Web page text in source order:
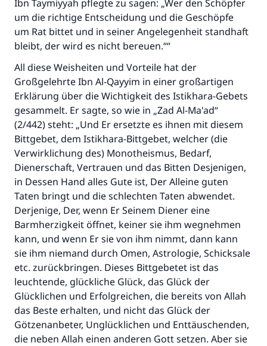
Ibn Taymiyyah pflegte zu sagen: „Wer den Schöpfer
um die richtige Entscheidung und die Geschöpfe
um Rat bittet und in seiner Angelegenheit standhaft
bleibt, der wird es nicht bereuen.““
All diese Weisheiten und Vorteile hat der
Großgelehrte Ibn Al-Qayyim in einer großartigen
Erklärung über die Wichtigkeit des Istikhara-Gebets
gesammelt. Er sagte, so wie in „Zad Al-Ma'ad“
(2/442) steht: „Und Er ersetzte es ihnen mit diesem
Bittgebet, dem Istikhara-Bittgebet, welcher (die
Verwirklichung des) Monotheismus, Bedarf,
Dienerschaft, Vertrauen und das Bitten Desjenigen,
in Dessen Hand alles Gute ist, Der Alleine guten
Taten bringt und die schlechten Taten abwendet.
Derjenige, Der, wenn Er Seinem Diener eine
Barmherzigkeit öffnet, keiner sie ihm wegnehmen
kann, und wenn Er sie von ihm nimmt, dann kann
sie ihm niemand durch Omen, Astrologie, Schicksale
etc. zurückbringen. Dieses Bittgebetet ist das
leuchtende, glückliche Glück, das Glück der
Glücklichen und Erfolgreichen, die bereits von Allah
das Beste erhalten, und nicht das Glück der
Götzenanbeter, Unglücklichen und Enttäuschenden,
die neben Allah einen anderen Gott setzen. Aber sie
Die Antwort Nr. 110845 rettete eine
Ehe.
Unterstütze die Arbeit von Islam Q&A
Der Prophet -Allahs Segen und Frieden auf
ihm- sagte:
"Wer zum Guten aufruft, hat den Lohn
desjenigen, der sie durchführt."
(MUSLIM 1893)
Beitrag dazu